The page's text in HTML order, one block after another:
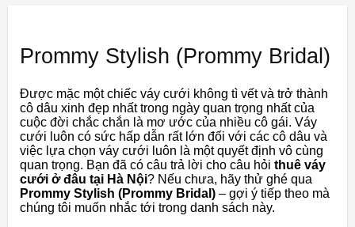
Prommy Stylish (Prommy Bridal)
Được mặc một chiếc váy cưới không tì vết và trở thành
cô dâu xinh đẹp nhất trong ngày quan trọng nhất của
cuộc đời chắc chắn là mơ ước của nhiều cô gái. Váy
cưới luôn có sức hấp dẫn rất lớn đối với các cô dâu và
việc lựa chọn váy cưới luôn là một quyết định vô cùng
quan trọng. Bạn đã có câu trả lời cho câu hỏi thuê váy
cưới ở đâu tại Hà Nội? Nếu chưa, hãy thử ghé qua
Prommy Stylish (Prommy Bridal) – gợi ý tiếp theo mà
chúng tôi muốn nhắc tới trong danh sách này.